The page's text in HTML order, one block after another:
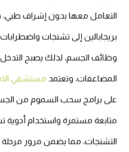
التعامل معها بدون إشراف
بريجابالين إلى تشنجات
وظائف الجسم، لذلك يصبح
المضاعفات، وتعتمد مستشفي
على برامج سحب السموم من
متابعة مستمرة واستخدام أدوية
التشنجات، مما يضمن مرور مرحلة